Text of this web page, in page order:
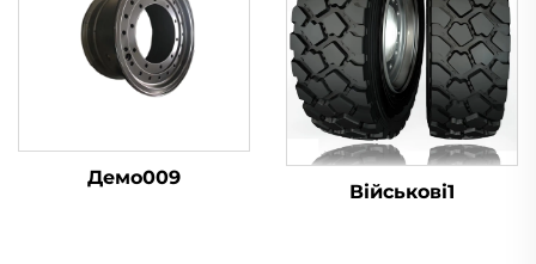
Демо009
Військові1